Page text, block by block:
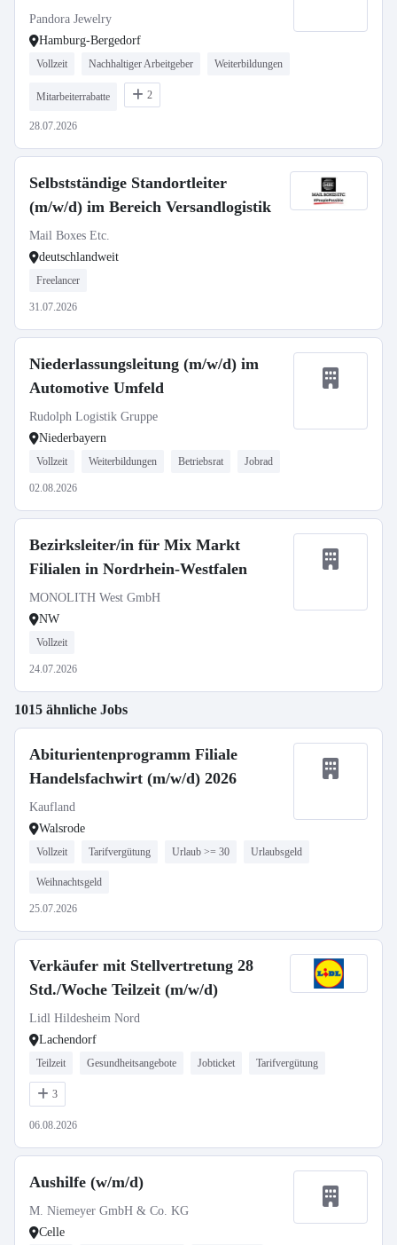
Pandora Jewelry
Hamburg-Bergedorf
Vollzeit Nachhaltiger Arbeitgeber Weiterbildungen
Mitarbeiterrabatte 2
28.07.2026
Selbstständige Standortleiter
(m/w/d) im Bereich Versandlogistik
Mail Boxes Etc.
deutschlandweit
Freelancer
31.07.2026
Niederlassungsleitung (m/w/d) im
Automotive Umfeld
Rudolph Logistik Gruppe
Niederbayern
Vollzeit Weiterbildungen Betriebsrat Jobrad
02.08.2026
Bezirksleiter/in für Mix Markt
Filialen in Nordrhein-Westfalen
MONOLITH West GmbH
NW
Vollzeit
24.07.2026
1015 ähnliche Jobs
Abiturientenprogramm Filiale
Handelsfachwirt (m/w/d) 2026
Kaufland
Walsrode
Vollzeit Tarifvergütung Urlaub >= 30 Urlaubsgeld
Weihnachtsgeld
25.07.2026
Verkäufer mit Stellvertretung 28
Std./Woche Teilzeit (m/w/d)
Lidl Hildesheim Nord
Lachendorf
Teilzeit Gesundheitsangebote Jobticket Tarifvergütung
3
06.08.2026
Aushilfe (w/m/d)
M. Niemeyer GmbH & Co. KG
Celle